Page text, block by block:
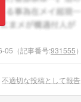
た
ませんか？
05 （記事番号:931555）
不適切な投稿として報告